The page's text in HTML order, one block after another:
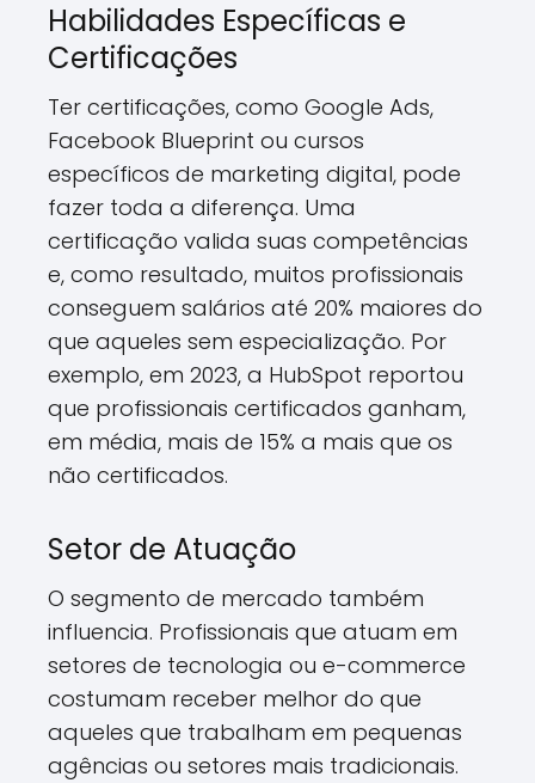
Habilidades Específicas e
Certificações
Ter certificações, como Google Ads,
Facebook Blueprint ou cursos
específicos de marketing digital, pode
fazer toda a diferença. Uma
certificação valida suas competências
e, como resultado, muitos profissionais
conseguem salários até 20% maiores do
que aqueles sem especialização. Por
exemplo, em 2023, a HubSpot reportou
que profissionais certificados ganham,
em média, mais de 15% a mais que os
não certificados.
Setor de Atuação
O segmento de mercado também
influencia. Profissionais que atuam em
setores de tecnologia ou e-commerce
costumam receber melhor do que
aqueles que trabalham em pequenas
agências ou setores mais tradicionais.